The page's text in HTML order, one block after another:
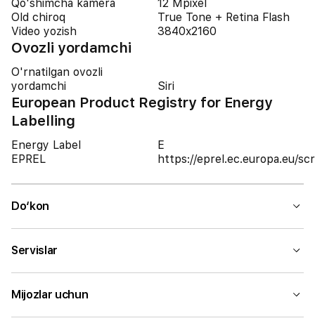
Qo'shimcha kamera
12 Mpixel
Old chiroq
True Tone + Retina Flash
Video yozish
3840x2160
Ovozli yordamchi
O'rnatilgan ovozli
yordamchi
Siri
European Product Registry for Energy
Labelling
Energy Label
E
EPREL
https://eprel.ec.europa.eu/
Do‘kon
Servislar
Mijozlar uchun